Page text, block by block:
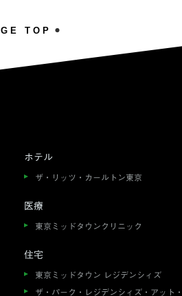
TOP
ホテル
ザ・リッツ・カールトン東京
医療
東京ミッドタウンクリニック
住宅
東京ミッドタウン レジデンシィズ
ザ・パーク・レジデンシィズ・アット・